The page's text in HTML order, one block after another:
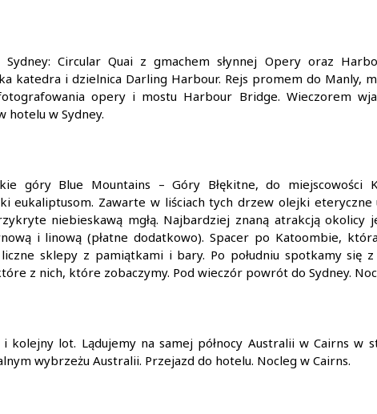
Sydney: Circular Quai z gmachem słynnej Opery oraz
katedra i dzielnica Darling Harbour. Rejs promem do Manly,
opery i mostu Harbour Bridge. Wieczorem
hotelu w Sydney.
góry Blue Mountains – Góry Błękitne, do miejscowości
eukaliptusom. Zawarte w liściach tych drzew olejki
niebieskawą mgłą. Najbardziej znaną atrakcją okolicy
i linową (płatne dodatkowo). Spacer po Katoombie,
sklepy z pamiątkami i bary. Po południu spotkamy się
z nich, które zobaczymy. Pod wieczór powrót do Sydney.
kolejny lot. Lądujemy na samej północy Australii w Cairns w
wybrzeżu Australii. Przejazd do hotelu. Nocleg w Cairns.